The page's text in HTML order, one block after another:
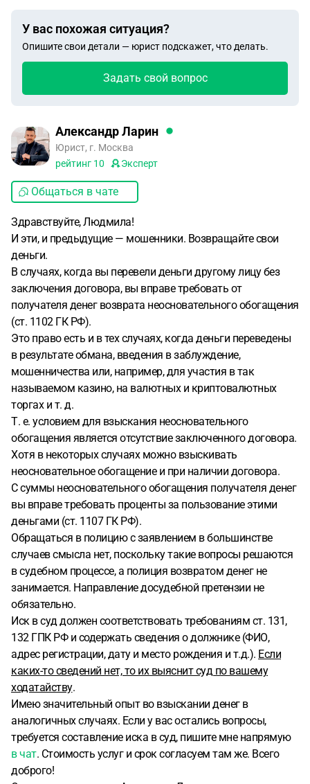
У вас похожая ситуация?
Опишите свои детали — юрист подскажет, что делать.
Задать свой вопрос
Александр Ларин
Юрист, г. Москва
рейтинг 10 Эксперт
Общаться в чате
Здравствуйте, Людмила!
И эти, и предыдущие — мошенники. Возвращайте свои
деньги.
В случаях, когда вы перевели деньги другому лицу без
заключения договора, вы вправе требовать от
получателя денег возврата неосновательного обогащения
(ст. 1102 ГК РФ).
Это право есть и в тех случаях, когда деньги переведены
в результате обмана, введения в заблуждение,
мошенничества или, например, для участия в так
называемом казино, на валютных и криптовалютных
торгах и т. д.
Т. е. условием для взыскания неосновательного
обогащения является отсутствие заключенного договора.
Хотя в некоторых случаях можно взыскивать
неосновательное обогащение и при наличии договора.
С суммы неосновательного обогащения получателя денег
вы вправе требовать проценты за пользование этими
деньгами (ст. 1107 ГК РФ).
Обращаться в полицию с заявлением в большинстве
случаев смысла нет, поскольку такие вопросы решаются
в судебном процессе, а полиция возвратом денег не
занимается. Направление досудебной претензии не
обязательно.
Иск в суд должен соответствовать требованиям ст. 131,
132 ГПК РФ и содержать сведения о должнике (ФИО,
адрес регистрации, дату и место рождения и т.д.). Если
каких-то сведений нет, то их выяснит суд по вашему
ходатайству.
Имею значительный опыт во взыскании денег в
аналогичных случаях. Если у вас остались вопросы,
требуется составление иска в суд, пишите мне напрямую
в чат. Стоимость услуг и срок согласуем там же. Всего
доброго!